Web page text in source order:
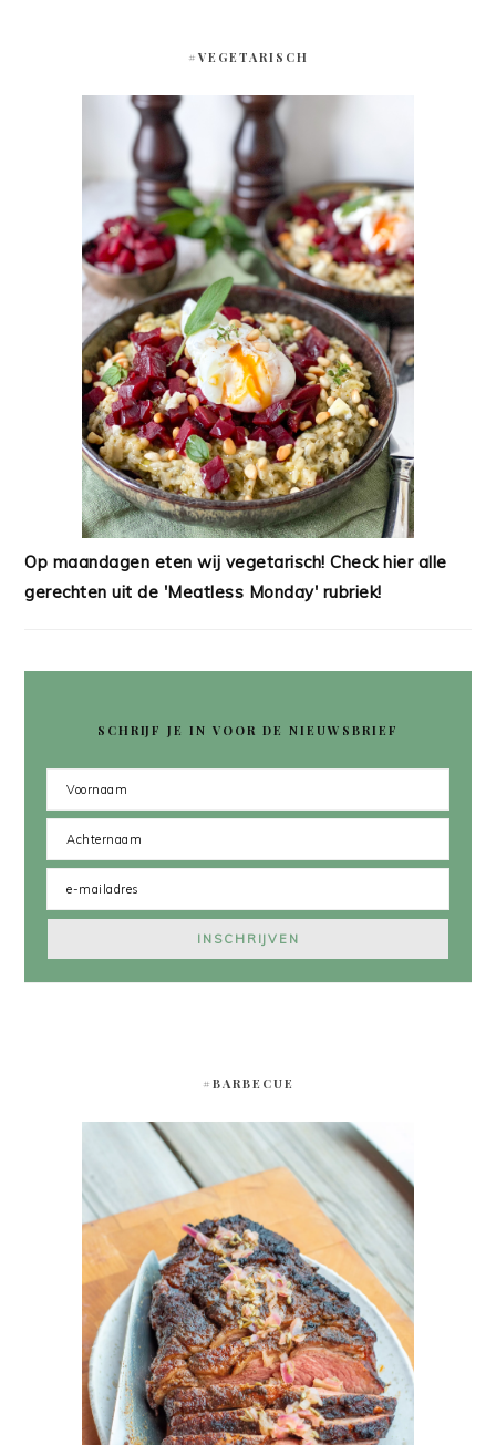
#VEGETARISCH
Op maandagen eten wij vegetarisch! Check hier alle
gerechten uit de 'Meatless Monday' rubriek!
SCHRIJF JE IN VOOR DE NIEUWSBRIEF
#BARBECUE